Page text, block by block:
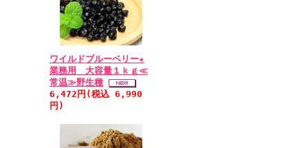
ワイルドブルーベリー★
業務用 大容量１ｋｇ≪
常温≫野生種
6,472円(税込 6,990
円)